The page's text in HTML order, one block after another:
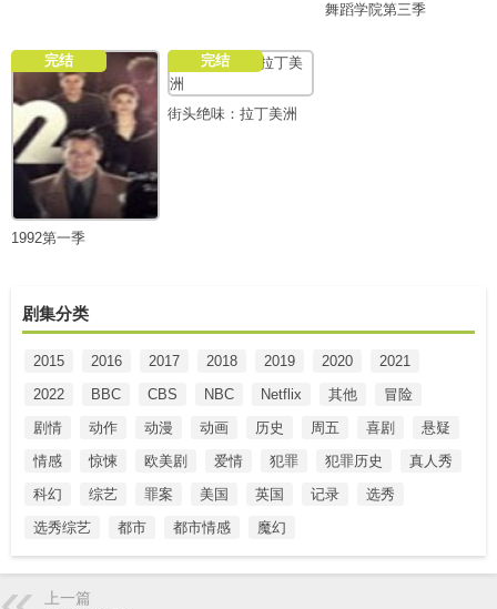
舞蹈学院第三季
完结
1992第一季
完结
街头绝味：拉丁美洲
剧集分类
2015 2016 2017 2018 2019 2020
2021
2022
BBC CBS NBC Netflix 其他
冒险
剧情
动作 动漫 动画 历史 周五 喜剧
悬疑
情感
惊悚 欧美剧 爱情 犯罪 犯罪历史
真人秀
科幻
综艺 罪案 美国 英国 记录
选秀
选秀综艺
都市 都市情感 魔幻
上一篇